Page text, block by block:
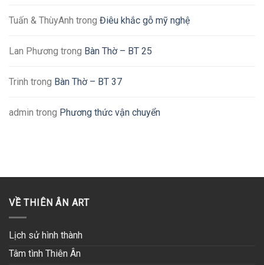
Tuấn & ThùyAnh trong Điêu khắc gỗ mỹ nghệ
Lan Phương trong Bàn Thờ – BT 25
Trinh trong Bàn Thờ – BT 37
admin trong Phương thức vận chuyển
VỀ THIÊN ÂN ART
Lịch sử hình thành
Tâm tình Thiên Ân